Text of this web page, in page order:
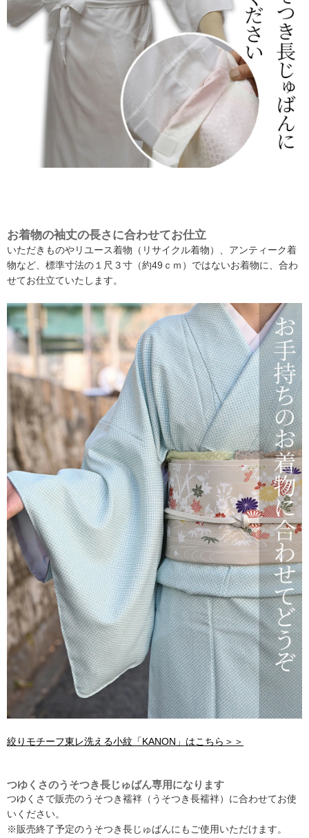
お着物の袖丈の長さに合わせてお仕立
いただきものやリユース着物（リサイクル着物）、アンティーク着
物など、標準寸法の１尺３寸（約49ｃｍ）ではないお着物に、合わ
せてお仕立ていたします。
絞りモチーフ東レ洗える小紋「KANON」はこちら＞＞
つゆくさのうそつき長じゅばん専用になります
つゆくさで販売のうそつき襦袢（うそつき長襦袢）に合わせてお使
いください。
※販売終了予定のうそつき長じゅばんにもご使用いただけます。